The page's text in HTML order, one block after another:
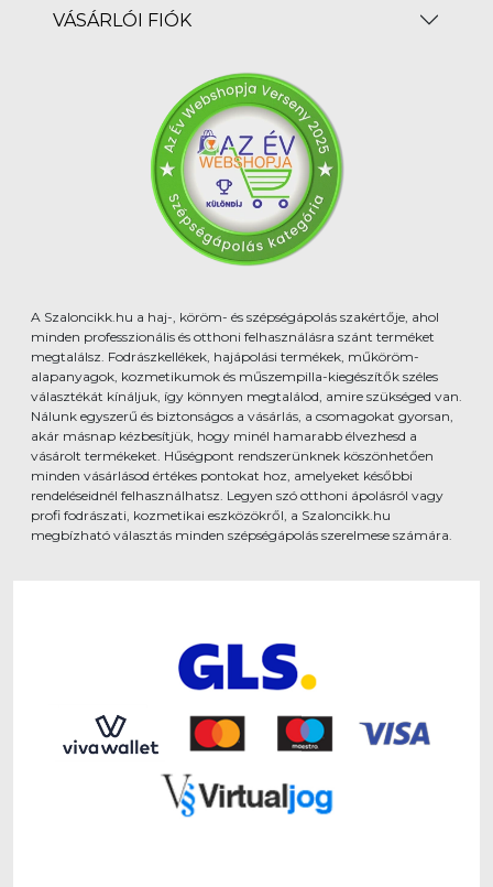
VÁSÁRLÓI FIÓK
A Szaloncikk.hu a haj-, köröm- és szépségápolás szakértője, ahol
minden professzionális és otthoni felhasználásra szánt terméket
megtalálsz. Fodrászkellékek, hajápolási termékek, műköröm-
alapanyagok, kozmetikumok és műszempilla-kiegészítők széles
választékát kínáljuk, így könnyen megtalálod, amire szükséged van.
Nálunk egyszerű és biztonságos a vásárlás, a csomagokat gyorsan,
akár másnap kézbesítjük, hogy minél hamarabb élvezhesd a
vásárolt termékeket. Hűségpont rendszerünknek köszönhetően
minden vásárlásod értékes pontokat hoz, amelyeket későbbi
rendeléseidnél felhasználhatsz. Legyen szó otthoni ápolásról vagy
profi fodrászati, kozmetikai eszközökről, a Szaloncikk.hu
megbízható választás minden szépségápolás szerelmese számára.